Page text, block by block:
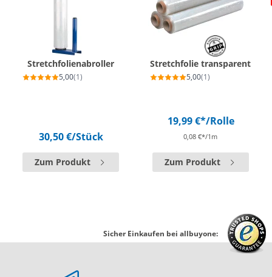
Stretchfolienabroller
5,00(1)
30,50 €/Stück
Zum Produkt
Stretchfolie transparent
5,00(1)
19,99 €*/Rolle
0,08 €*/1m
Zum Produkt
Sicher Einkaufen bei allbuyone: